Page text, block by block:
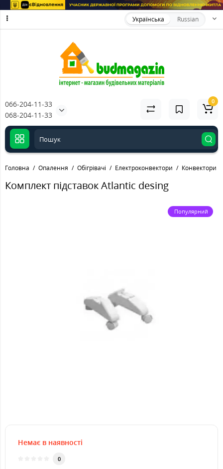
Українська Russian
066-204-11-33
068-204-11-33
0
Головна Опалення Обігрівачі Електроконвектори Конвектори
Комплект підставок Atlantic desing
Популярний
Немає в наявності
0